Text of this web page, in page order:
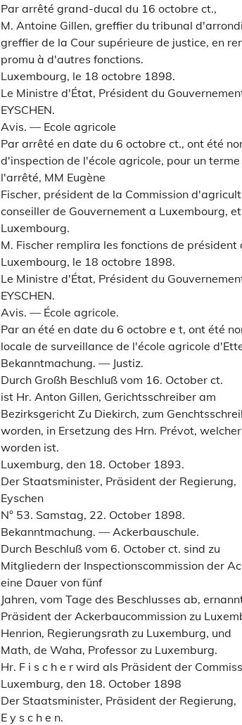
Par arrêté grand-ducal du 16 octobre ct.,
M. Antoine Gillen, greffier du tribunal
greffier de la Cour supérieure de justice, en
promu à d'autres fonctions.
Luxembourg, le 18 octobre 1898.
Le Ministre d'État, Président du
EYSCHEN.
Avis. — Ecole agricole
Par arrêté en date du 6 octobre ct., ont été
d'inspection de l'école agricole, pour un
l'arrêté, MM Eugène
Fischer, président de la Commission
conseiller de Gouvernement a Luxembourg,
Luxembourg.
M. Fischer remplira les fonctions de président
Luxembourg, le 18 octobre 1898.
Le Ministre d'État, Président du
EYSCHEN.
Avis. — École agricole.
Par an été en date du 6 octobre e t, ont été
locale de surveillance de l'école agricole
Bekanntmachung. — Justiz.
Durch Großh Beschluß vom 16. October ct.
ist Hr. Anton Gillen, Gerichtsschreiber am
Bezirksgericht Zu Diekirch, zum
worden, in Ersetzung des Hrn. Prévot,
worden ist.
Luxemburg, den 18. October 1893.
Der Staatsminister, Präsident der Regierung,
Eyschen
N° 53. Samstag, 22. October 1898.
Bekanntmachung. — Ackerbauschule.
Durch Beschluß vom 6. October ct. sind zu
Mitgliedern der Inspectionscommission der
eine Dauer von fünf
Jahren, vom Tage des Beschlusses ab,
Präsident der Ackerbaucommission zu
Henrion, Regierungsrath zu Luxemburg, und
Math, de Waha, Professor zu Luxemburg.
Hr. F i s c h e r wird als Präsident der
Luxemburg, den 18. October 1898
Der Staatsminister, Präsident der Regierung,
E y s c h e n.